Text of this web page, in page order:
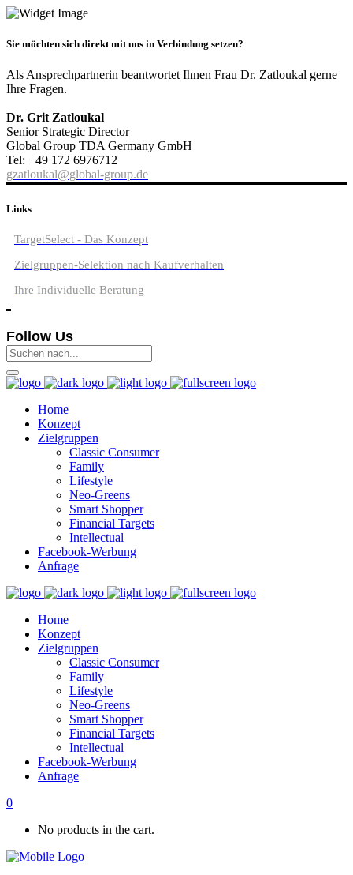
Sie möchten sich direkt mit uns in Verbindung setzen?
Als Ansprechpartnerin beantwortet Ihnen Frau Dr. Zatloukal gerne
Ihre Fragen.
Dr. Grit Zatloukal
Senior Strategic Director
Global Group TDA Germany GmbH
Tel: +49 172 6976712
gzatloukal@global-group.de
Links
TargetSelect - Das Konzept
Zielgruppen-Selektion nach Kaufverhalten
Ihre Individuelle Beratung
Follow Us
Home
Konzept
Zielgruppen
Classic Consumer
Family
Lifestyle
Neo-Greens
Smart Shopper
Financial Targets
Intellectual
Facebook-Werbung
Anfrage
Home
Konzept
Zielgruppen
Classic Consumer
Family
Lifestyle
Neo-Greens
Smart Shopper
Financial Targets
Intellectual
Facebook-Werbung
Anfrage
0
No products in the cart.